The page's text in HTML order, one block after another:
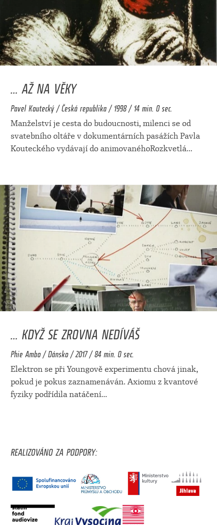
... AŽ NA VĚKY
Pavel Koutecký / Česká republika / 1998 / 14 min. 0 sec.
Manželství je cesta do budoucnosti, milenci se od
svatebního oltáře v dokumentárních pasážích Pavla
Kouteckého vydávají do animovanéhoRozkvetlá...
... KDYŽ SE ZROVNA NEDÍVÁŠ
Phie Ambo / Dánsko / 2017 / 84 min. 0 sec.
Elektron se při Youngově experimentu chová jinak,
pokud je pokus zaznamenáván. Axiomu z kvantové
fyziky podřídila natáčení...
REALIZOVÁNO ZA PODPORY: